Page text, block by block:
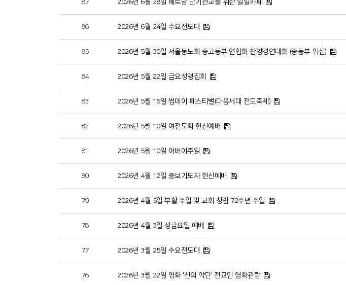
87 2026년 6월 28일 베트남 단기선교를 위한 일일카페
86 2026년 6월 24일 수요전도대
85 2026년 5월 30일 서울동노회 중고등부 연합회 찬양경연대회 (중등부 워십)
84 2026년 5월 22일 금요성령집회
83 2026년 5월 16일 썸데이 페스티벌(다음세대 전도축제)
82 2026년 5월 10일 여전도회 헌신예배
81 2026년 5월 10일 어버이주일
80 2026년 4월 12일 중보기도자 헌신예배
79 2026년 4월 5일 부활 주일 및 교회 창립 72주년 주일
78 2026년 4월 3일 성금요일 예배
77 2026년 3월 25일 수요전도대
76 2026년 3월 22일 영화 '신의 악단' 전교인 영화관람